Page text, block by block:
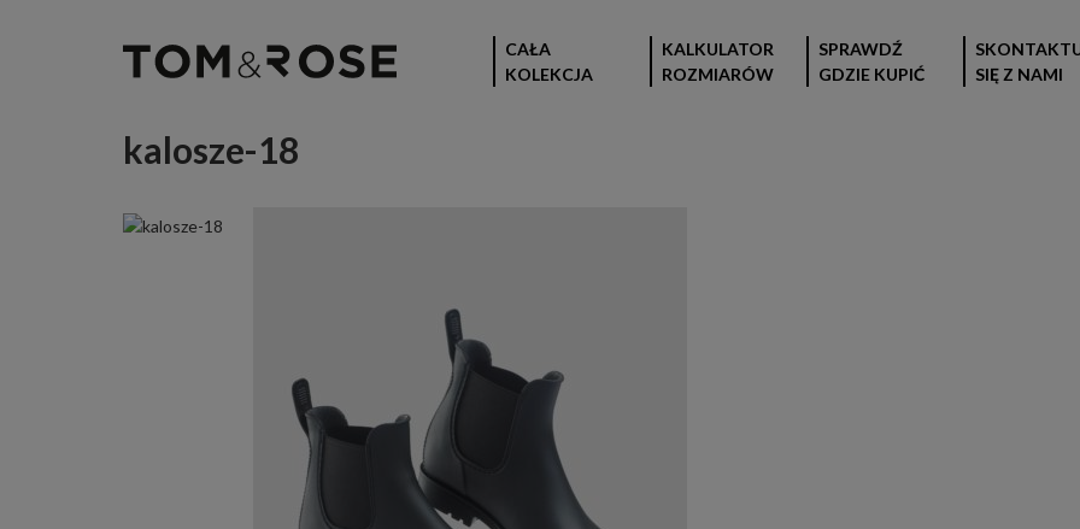
CAŁA
KOLEKCJA
KALKULATOR
ROZMIARÓW
SPRAWDŹ
GDZIE KUPIĆ
SIĘ Z NAMI
kalosze-18